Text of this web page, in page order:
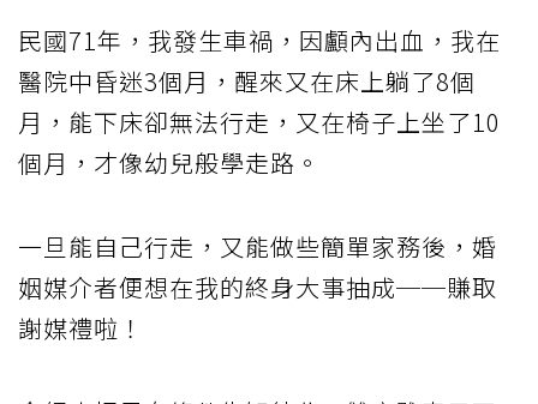
民國71年，我發生車禍，因顱內出血，我在
醫院中昏迷3個月，醒來又在床上躺了8個
月，能下床卻無法行走，又在椅子上坐了10
個月，才像幼兒般學走路。
一旦能自己行走，又能做些簡單家務後，婚
姻媒介者便想在我的終身大事抽成──賺取
謝媒禮啦！